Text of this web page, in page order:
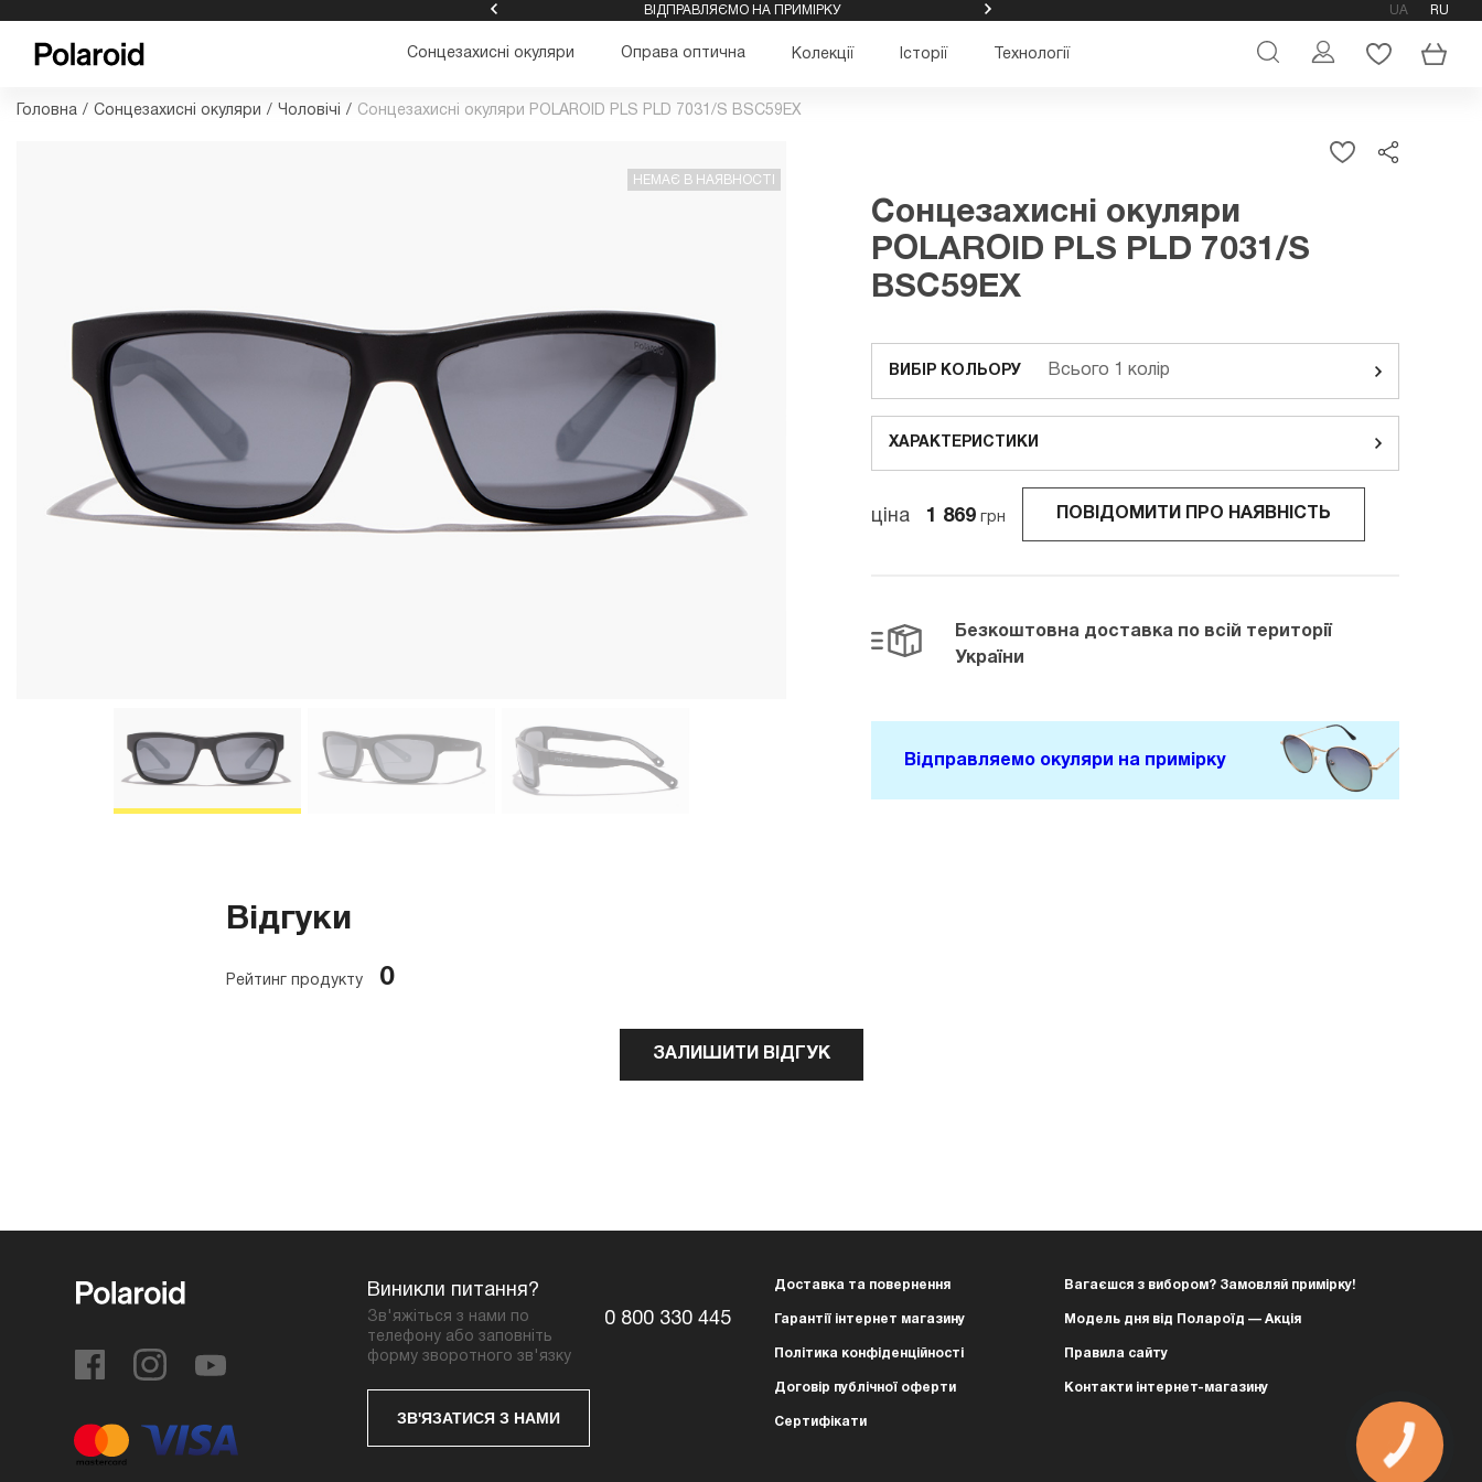
ВІДПРАВЛЯЄМО НА ПРИМІРКУ UA RU
Сонцезахисні окуляри Оправа оптична Колекції Історії Технології
Головна / Сонцезахисні окуляри / Чоловічі / Сонцезахисні окуляри POLAROID PLS PLD 7031/S BSC59EX
НЕМАЄ В НАЯВНОСТІ
Сонцезахисні окуляри
POLAROID PLS PLD 7031/S
BSC59EX
ВИБІР КОЛЬОРУ Всього 1 колір
ХАРАКТЕРИСТИКИ
ціна 1 869 грн ПОВІДОМИТИ ПРО НАЯВНІСТЬ
Безкоштовна доставка по всій території
України
Відправляемо окуляри на примірку
Відгуки
Рейтинг продукту 0
ЗАЛИШИТИ ВІДГУК
Виникли питання?
Зв'яжіться з нами по
телефону або заповніть
форму зворотного зв'язку
0 800 330 445
ЗВ'ЯЗАТИСЯ З НАМИ
Доставка та повернення
Гарантії інтернет магазину
Політика конфіденційності
Договір публічної оферти
Сертифікати
Вагаєшся з вибором? Замовляй примірку!
Модель дня від Полароїд — Акція
Правила сайту
Контакти інтернет-магазину
КНОПКА
ЗВ'ЯЗКУ